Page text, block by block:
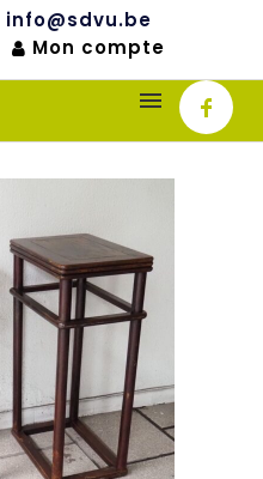
info@sdvu.be
Mon compte